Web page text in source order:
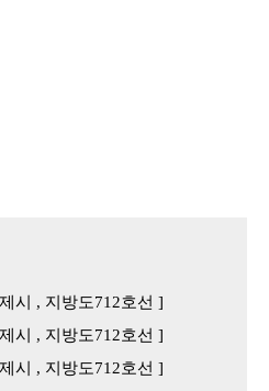
시 , 지방도712호선 ]
시 , 지방도712호선 ]
시 , 지방도712호선 ]